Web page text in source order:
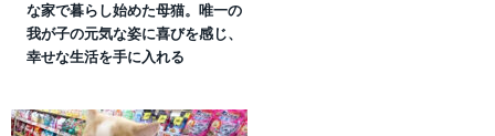
な家で暮らし始めた母猫。唯一の
我が子の元気な姿に喜びを感じ、
幸せな生活を手に入れる